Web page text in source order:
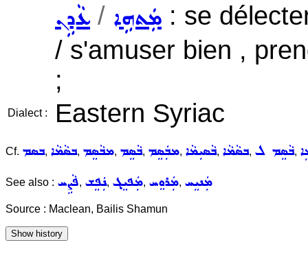
ܥܵܕܹܢ / ܡܲܬܗܹܐ : se
/ s'amuser bien ,
;
Dialect : Eastern Syriac
Cf. ܒܣܡ, ܒܣܵܡܵܐ, ܡܒܵܣܸܡ, ܒܵܣܸܡ, ܡܒܲܣܸܡ, ܒܵܣܝܼܡܵܐ, ܒܣܵܡܵܐ, ܒܵܣܸܡ ܠ,
See also : ܦܵܨܹܚ, ܢܲܦܸܫ, ܡܲܦܝܸܓ݂, ܡܲܪܘܸܚ, ܡܲܢܝܸܚ
Source : Maclean, Bailis Shamun